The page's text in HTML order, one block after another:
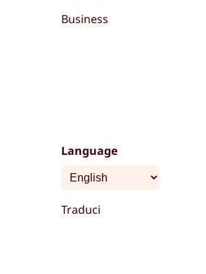
Business
Language
Traduci